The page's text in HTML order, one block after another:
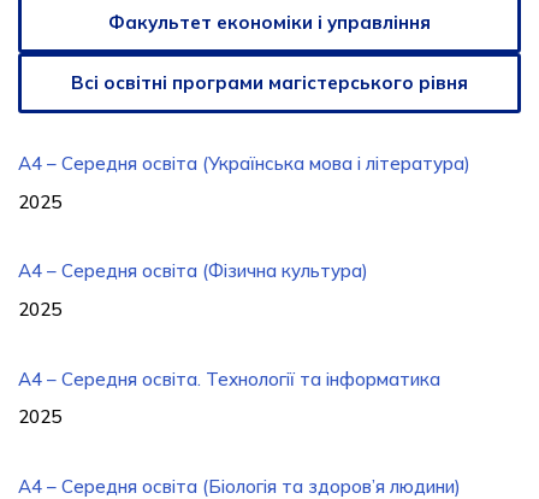
Факультет економіки і управління
Всі освітні програми магістерського рівня
A4 – Середня освіта (Українська мова і література)
2025
A4 – Середня освіта (Фізична культура)
2025
A4 – Середня освіта. Технології та інформатика
2025
A4 – Середня освіта (Біологія та здоров’я людини)